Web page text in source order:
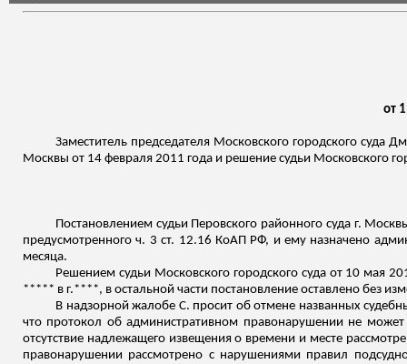
от
Заместитель председателя Московского городского суда
Москвы от 14 февраля 2011 года и решение судьи Московского
Постановлением судьи Перовского районного суда г.
предусмотренного ч. 3 ст. 12.16 КоАП РФ, и ему назначено
месяца.
Решением судьи Московского городского суда от 10 мая
***** в г.****, в остальной части постановление оставлено без
В надзорной жалобе С. просит об отмене названных
что протокол об административном правонарушении не
отсутствие надлежащего извещения о времени и месте
правонарушении рассмотрено с нарушениями правил